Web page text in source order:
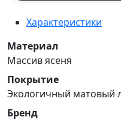
Характеристики
Материал
Массив ясеня
Покрытие
Экологичный матовый
Бренд